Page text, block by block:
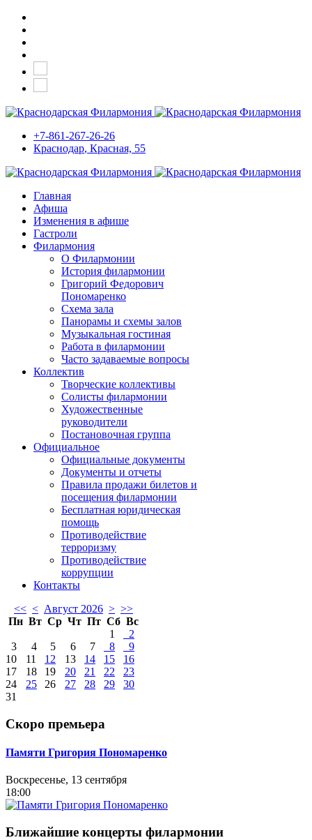
+7-861-267-26-26
Краснодар, Красная, 55
Главная
Афиша
Изменения в афише
Гастроли
Филармония
О Филармонии
История филармонии
Григорий Федорович
Пономаренко
Схема зала
Панорамы и схемы залов
Музыкальная гостиная
Работа в филармонии
Часто задаваемые вопросы
Коллектив
Творческие коллективы
Солисты филармонии
Художественные
руководители
Постановочная группа
Официальное
Официальные документы
Документы и отчеты
Правила продажи билетов и
посещения филармонии
Бесплатная юридическая
помощь
Противодействие
терроризму
Противодействие
коррупции
Контакты
<< < Август 2026 > >>
Пн Вт Ср Чт Пт Сб Вс
1
2
3
4 5 6 7 8
9
10
11 12 13 14 15
16
17
18 19 20 21 22
23
24
25 26 27 28 29
30
31
Скоро премьера
Памяти Григория Пономаренко
Воскресенье, 13 сентября
18:00
Ближайшие концерты филармонии